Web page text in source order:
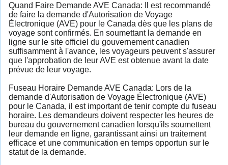
Quand Faire Demande AVE Canada: Il est recommandé
de faire la demande d'Autorisation de Voyage
Électronique (AVE) pour le Canada dès que les plans de
voyage sont confirmés. En soumettant la demande en
ligne sur le site officiel du gouvernement canadien
suffisamment à l'avance, les voyageurs peuvent s'assurer
que l'approbation de leur AVE est obtenue avant la date
prévue de leur voyage.
Fuseau Horaire Demande AVE Canada: Lors de la
demande d'Autorisation de Voyage Électronique (AVE)
pour le Canada, il est important de tenir compte du fuseau
horaire. Les demandeurs doivent respecter les heures de
bureau du gouvernement canadien lorsqu'ils soumettent
leur demande en ligne, garantissant ainsi un traitement
efficace et une communication en temps opportun sur le
statut de la demande.